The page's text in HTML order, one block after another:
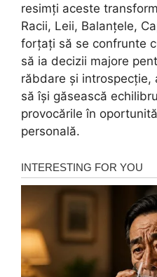
resimți aceste
Racii, Leii, Balanțele,
forțați să se confrunte
să ia decizii majore
răbdare și introspecție,
să își găsească
provocările în
personală.